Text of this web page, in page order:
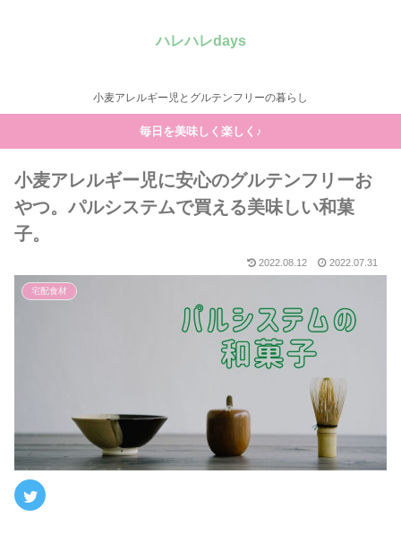
ハレハレdays
小麦アレルギー児とグルテンフリーの暮らし
毎日を美味しく楽しく♪
小麦アレルギー児に安心のグルテンフリーお
やつ。パルシステムで買える美味しい和菓
子。
2022.08.12 2022.07.31
宅配食材